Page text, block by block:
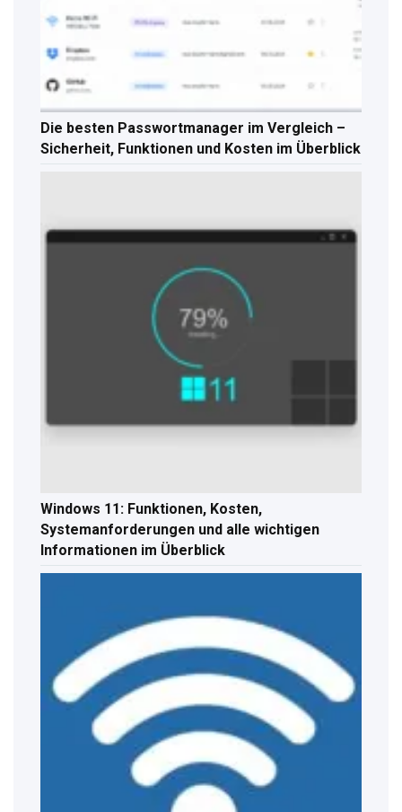
Die besten Passwortmanager im Vergleich –
Sicherheit, Funktionen und Kosten im Überblick
Windows 11: Funktionen, Kosten,
Systemanforderungen und alle wichtigen
Informationen im Überblick